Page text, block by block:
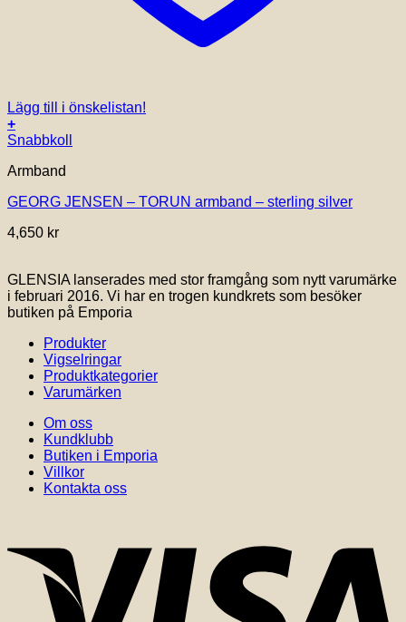
Lägg till i önskelistan!
+
Den
produkten
flera
De
kan
väljas
på
produktsidan
Snabbkoll
Armband
GEORG JENSEN – TORUN armband – sterling silver
4,650 kr
GLENSIA lanserades med stor framgång som nytt varumärke
i februari 2016. Vi har en trogen kundkrets som besöker
butiken på Emporia
Produkter
Vigselringar
Produktkategorier
Varumärken
Om oss
Kundklubb
Butiken i Emporia
Villkor
Kontakta oss